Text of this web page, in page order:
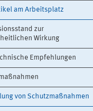
am Arbeitsplatz
zur
Wirkung
Empfehlungen
von Schutzmaßnahmen